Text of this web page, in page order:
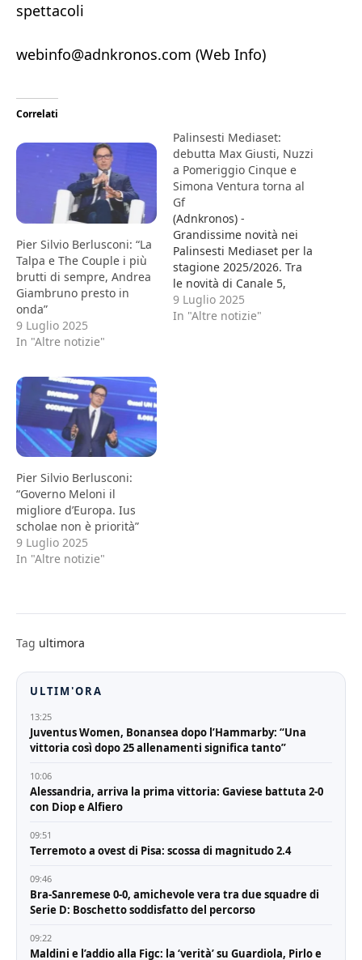
spettacoli
webinfo@adnkronos.com (Web Info)
Correlati
Pier Silvio Berlusconi: “La
Talpa e The Couple i più
brutti di sempre, Andrea
Giambruno presto in
onda”
9 Luglio 2025
In "Altre notizie"
Palinsesti Mediaset:
debutta Max Giusti, Nuzzi
a Pomeriggio Cinque e
Simona Ventura torna al
Gf
(Adnkronos) -
Grandissime novità nei
Palinsesti Mediaset per la
stagione 2025/2026. Tra
le novità di Canale 5,
annunciate
dall’amministratore
9 Luglio 2025
In "Altre notizie"
Pier Silvio Berlusconi:
“Governo Meloni il
migliore d’Europa. Ius
scholae non è priorità”
9 Luglio 2025
In "Altre notizie"
Tag ultimora
ULTIM'ORA
13:25
Juventus Women, Bonansea dopo l’Hammarby: “Una
vittoria così dopo 25 allenamenti significa tanto”
10:06
Alessandria, arriva la prima vittoria: Gaviese battuta 2-0
con Diop e Alfiero
09:51
Terremoto a ovest di Pisa: scossa di magnitudo 2.4
09:46
Bra-Sanremese 0-0, amichevole vera tra due squadre di
Serie D: Boschetto soddisfatto del percorso
09:22
Maldini e l’addio alla Figc: la ‘verità’ su Guardiola, Pirlo e